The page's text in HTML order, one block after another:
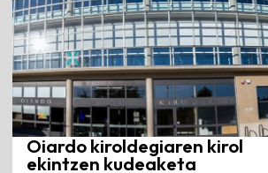
Oiardo kiroldegiaren kirol
ekintzen kudeaketa